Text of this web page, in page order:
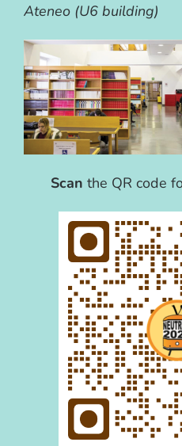
Ateneo (U6 building)
Scan the QR code